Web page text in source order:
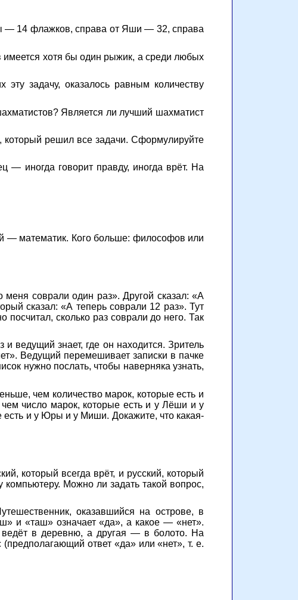
— 14 флажков, справа от Яши — 32, справа
имеется хотя бы один рыжик, а среди любых
эту задачу, оказалось равным количеству
Является ли лучший шахматист
который решил все задачи. Сформулируйте
— иногда говорит правду, иногда врёт. На
математик. Кого больше: философов или
соврали один раз». Другой сказал: «А
сказал: «А теперь соврали 12 раз». Тут
сколько раз соврали до него. Так
ведущий знает, где он находится. Зритель
Ведущий перемешивает записки в пачке
нужно послать, чтобы наверняка узнать,
чем количество марок, которые есть и
число марок, которые есть и у Лёши и у
и у Юры и у Миши. Докажите, что какая-
который всегда врёт, и русский, который
Можно ли задать такой вопрос,
оказавшийся на острове, в
и «таш» означает «да», а какое — «нет».
ведёт в деревню, а другая — в болото. На
ответ «да» или «нет», т. е.